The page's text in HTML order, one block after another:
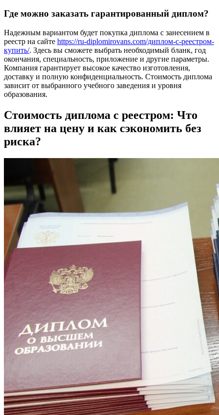
Где можно заказать гарантированный диплом?
Надежным вариантом будет покупка диплома с занесением в
реестр на сайте https://ru-diplomirovans.com/диплом-с-реестром-
купить/. Здесь вы сможете выбрать необходимый бланк, год
окончания, специальность, приложение и другие параметры.
Компания гарантирует высокое качество изготовления,
доставку и полную конфиденциальность. Стоимость диплома
зависит от выбранного учебного заведения и уровня
образования.
Стоимость диплома с реестром: Что
влияет на цену и как сэкономить без
риска?